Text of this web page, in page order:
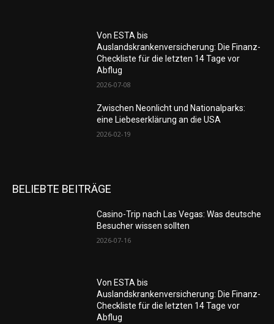
Von ESTA bis
Auslandskrankenversicherung: Die Finanz-
Checkliste für die letzten 14 Tage vor
Abflug
2026-07-08
Zwischen Neonlicht und Nationalparks:
eine Liebeserklärung an die USA
2026-02-19
BELIEBTE BEITRÄGE
Casino-Trip nach Las Vegas: Was deutsche
Besucher wissen sollten
2026-07-16
Von ESTA bis
Auslandskrankenversicherung: Die Finanz-
Checkliste für die letzten 14 Tage vor
Abflug